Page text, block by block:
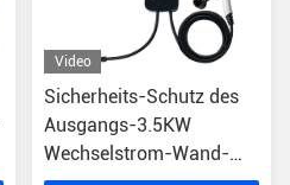
Video
Sicherheits-Schutz des
Ausgangs-3.5KW
Wechselstrom-Wand-